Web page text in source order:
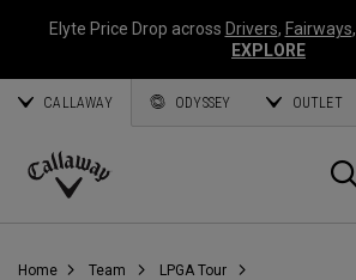
Elyte Price Drop across Drivers, Fairways,
EXPLORE
CALLAWAY ODYSSEY OUTLET
Callaway
Home Team LPGA Tour